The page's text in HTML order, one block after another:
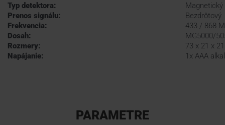
Typ detektora:
Magnetický
Prenos signálu:
Bezdrôtový
Frekvencia:
433 / 868
Dosah:
MG5000/
Rozmery:
73 x 21 x
Napájanie:
1x AAA
PARAMETRE